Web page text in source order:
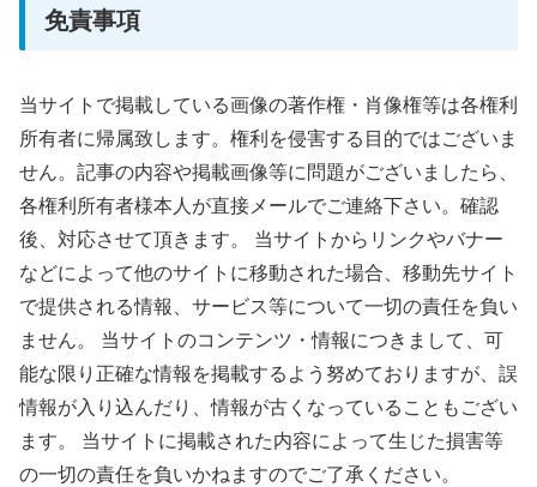
免責事項
当サイトで掲載している画像の著作権・肖像権等は各権利
所有者に帰属致します。権利を侵害する目的ではございま
せん。記事の内容や掲載画像等に問題がございましたら、
各権利所有者様本人が直接メールでご連絡下さい。確認
後、対応させて頂きます。 当サイトからリンクやバナー
などによって他のサイトに移動された場合、移動先サイト
で提供される情報、サービス等について一切の責任を負い
ません。 当サイトのコンテンツ・情報につきまして、可
能な限り正確な情報を掲載するよう努めておりますが、誤
情報が入り込んだり、情報が古くなっていることもござい
ます。 当サイトに掲載された内容によって生じた損害等
の一切の責任を負いかねますのでご了承ください。